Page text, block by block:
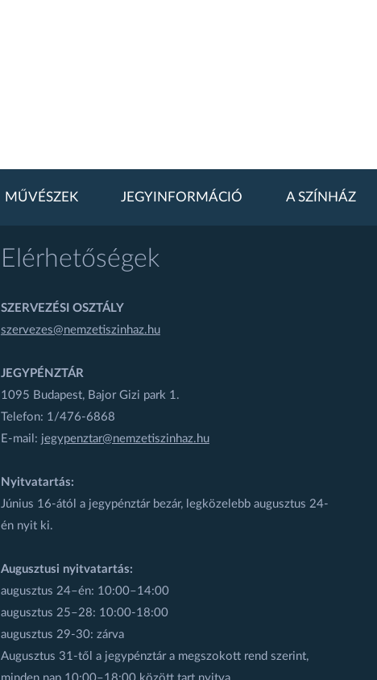
MŰVÉSZEK JEGYINFORMÁCIÓ A SZÍNHÁZ
Elérhetőségek
SZERVEZÉSI OSZTÁLY
szervezes@nemzetiszinhaz.hu
JEGYPÉNZTÁR
1095 Budapest, Bajor Gizi park 1.
Telefon: 1/476-6868
E-mail: jegypenztar@nemzetiszinhaz.hu
Nyitvatartás:
Június 16-ától a jegypénztár bezár, legközelebb augusztus 24-
én nyit ki.
Augusztusi nyitvatartás:
augusztus 24–én: 10:00–14:00
augusztus 25–28: 10:00-18:00
augusztus 29-30: zárva
Augusztus 31-től a jegypénztár a megszokott rend szerint,